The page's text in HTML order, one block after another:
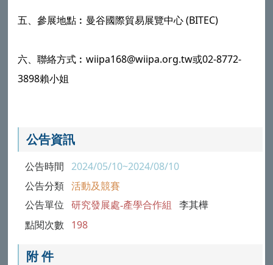
五、參展地點︰曼谷國際貿易展覽中心 (BITEC)
六、聯絡方式︰wiipa168@wiipa.org.tw或02-8772-
3898賴小姐
公告資訊
公告時間 2024/05/10~2024/08/10
公告分類 活動及競賽
公告單位 研究發展處-產學合作組 李其樺
點閱次數 198
附 件